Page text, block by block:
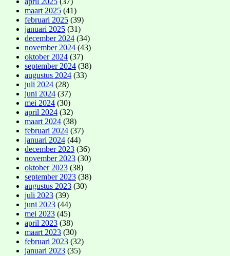
maart 2025 (41)
februari 2025 (39)
januari 2025 (31)
december 2024 (34)
november 2024 (43)
oktober 2024 (37)
september 2024 (38)
augustus 2024 (33)
juli 2024 (28)
juni 2024 (37)
mei 2024 (30)
april 2024 (32)
maart 2024 (38)
februari 2024 (37)
januari 2024 (44)
december 2023 (36)
november 2023 (30)
oktober 2023 (38)
september 2023 (38)
augustus 2023 (30)
juli 2023 (39)
juni 2023 (44)
mei 2023 (45)
april 2023 (38)
maart 2023 (30)
februari 2023 (32)
januari 2023 (35)